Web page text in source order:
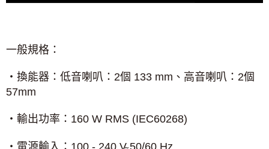
一般規格：
‧換能器：低音喇叭： 2個 133 mm 、高音喇叭： 2個
57mm
‧輸出功率： 160 W RMS (IEC60268)
‧電源輸入： 100 - 240 V50/60 Hz